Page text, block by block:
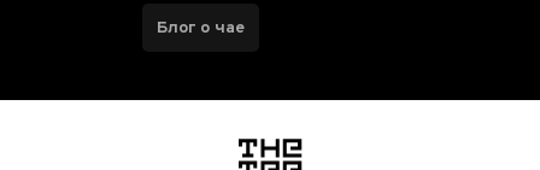
Блог о чае
логотип